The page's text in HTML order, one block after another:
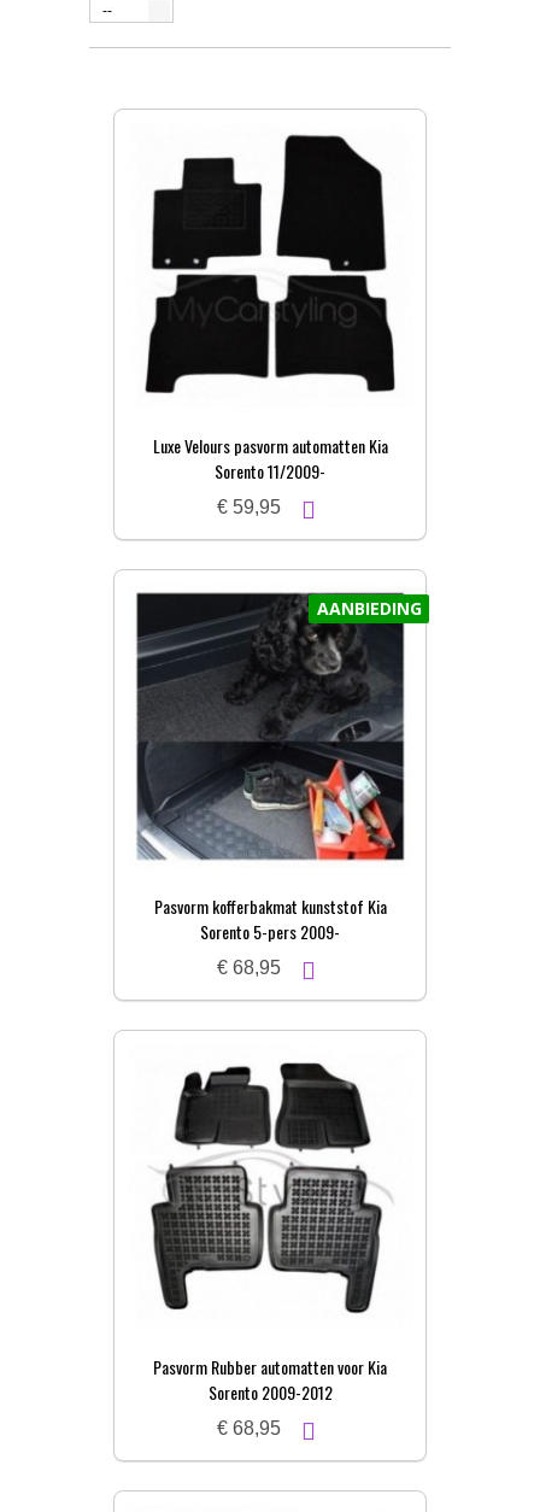
--
Luxe Velours pasvorm automatten Kia
Sorento 11/2009-
€ 59,95
AANBIEDING
Pasvorm kofferbakmat kunststof Kia
Sorento 5-pers 2009-
€ 68,95
Pasvorm Rubber automatten voor Kia
Sorento 2009-2012
€ 68,95